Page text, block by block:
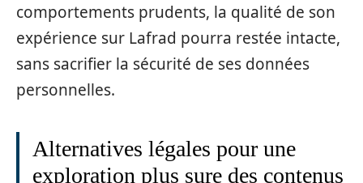
comportements prudents, la qualité de son
expérience sur Lafrad pourra restée intacte,
sans sacrifier la sécurité de ses données
personnelles.
Alternatives légales pour une
exploration plus sure des contenus